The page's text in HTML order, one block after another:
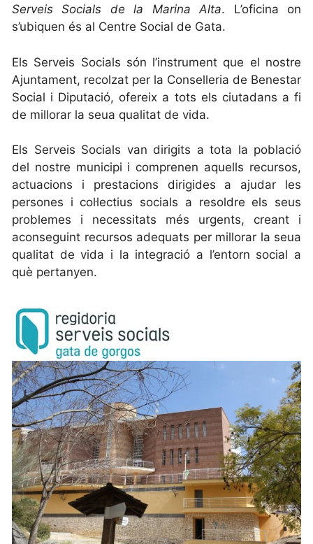
Serveis Socials de la Marina Alta. L’oficina on
s’ubiquen és al Centre Social de Gata.
Els Serveis Socials són l’instrument que el nostre
Ajuntament, recolzat per la Conselleria de Benestar
Social i Diputació, ofereix a tots els ciutadans a fi
de millorar la seua qualitat de vida.
Els Serveis Socials van dirigits a tota la població
del nostre municipi i comprenen aquells recursos,
actuacions i prestacions dirigides a ajudar les
persones i col·lectius socials a resoldre els seus
problemes i necessitats més urgents, creant i
aconseguint recursos adequats per millorar la seua
qualitat de vida i la integració a l’entorn social a
què pertanyen.